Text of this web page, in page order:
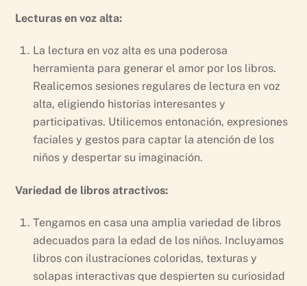
Lecturas en voz alta:
La lectura en voz alta es una poderosa
herramienta para generar el amor por los libros.
Realicemos sesiones regulares de lectura en voz
alta, eligiendo historias interesantes y
participativas. Utilicemos entonación, expresiones
faciales y gestos para captar la atención de los
niños y despertar su imaginación.
Variedad de libros atractivos:
Tengamos en casa una amplia variedad de libros
adecuados para la edad de los niños. Incluyamos
libros con ilustraciones coloridas, texturas y
solapas interactivas que despierten su curiosidad